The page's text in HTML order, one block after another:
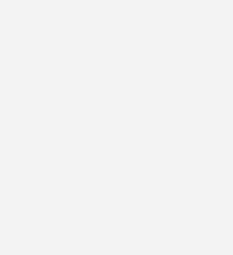
Bauen“ auf 275 Seiten praxisnah die neuen
Bauens und erläutert die Vorgaben
1 und 2. Die Architektin, Planerin und
alles Wissenswerte zur Geothermie
der Einführung in die Thematik auch
für die Projektierung. Dieses Wissen ist